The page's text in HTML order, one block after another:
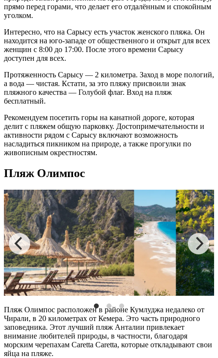
прямо перед горами, что делает его отдалённым и спокойным
уголком​​.
Интересно, что на Сарысу есть участок женского пляжа. Он
находится на юго-западе от общественного и открыт для всех
женщин с 8:00 до 17:00. После этого времени Сарысу
доступен для всех.
Протяженность Сарысу — 2 километра. Заход в море пологий,
а вода — чистая. Кстати, за это пляжу присвоили знак
пляжного качества — Голубой флаг. Вход на пляж
бесплатный.
Рекомендуем посетить горы на канатной дороге, которая
делит с пляжем общую парковку. Достопримечательности и
активности рядом с Сарысу включают возможность
насладиться пикником на природе, а также прогулки по
живописным окрестностям.
Пляж Олимпос
Пляж Олимпос расположен в районе Кумлуджа недалеко от
Чирали, в 20 километрах от Кемера. Это часть природного
заповедника. Этот лучший пляж Анталии привлекает
внимание любителей природы, в частности, благодаря
морским черепахам Caretta Caretta, которые откладывают свои
яйца на пляже.